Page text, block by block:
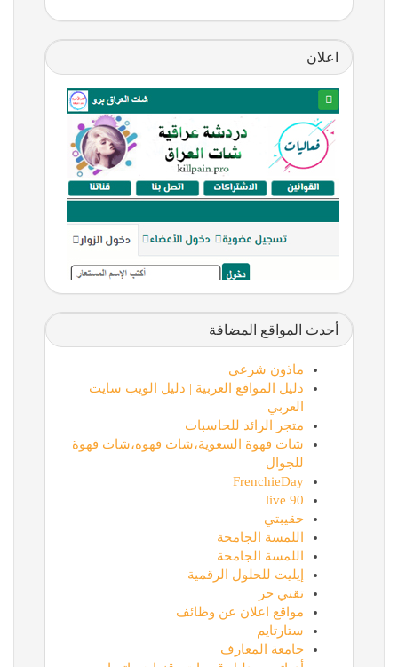
اعلان
أحدث المواقع المضافة
ماذون شرعي
دليل المواقع العربية | دليل الويب سايت
العربي
متجر الرائد للحاسبات
شات قهوة السعوية،شات قهوه،شات قهوة
للجوال
FrenchieDay
90 live
حقيبتي
اللمسة الجامحة
اللمسة الجامحة
إيليت للحلول الرقمية
تقني حر
مواقع اعلان عن وظائف
ستارتايم
جامعة المعارف